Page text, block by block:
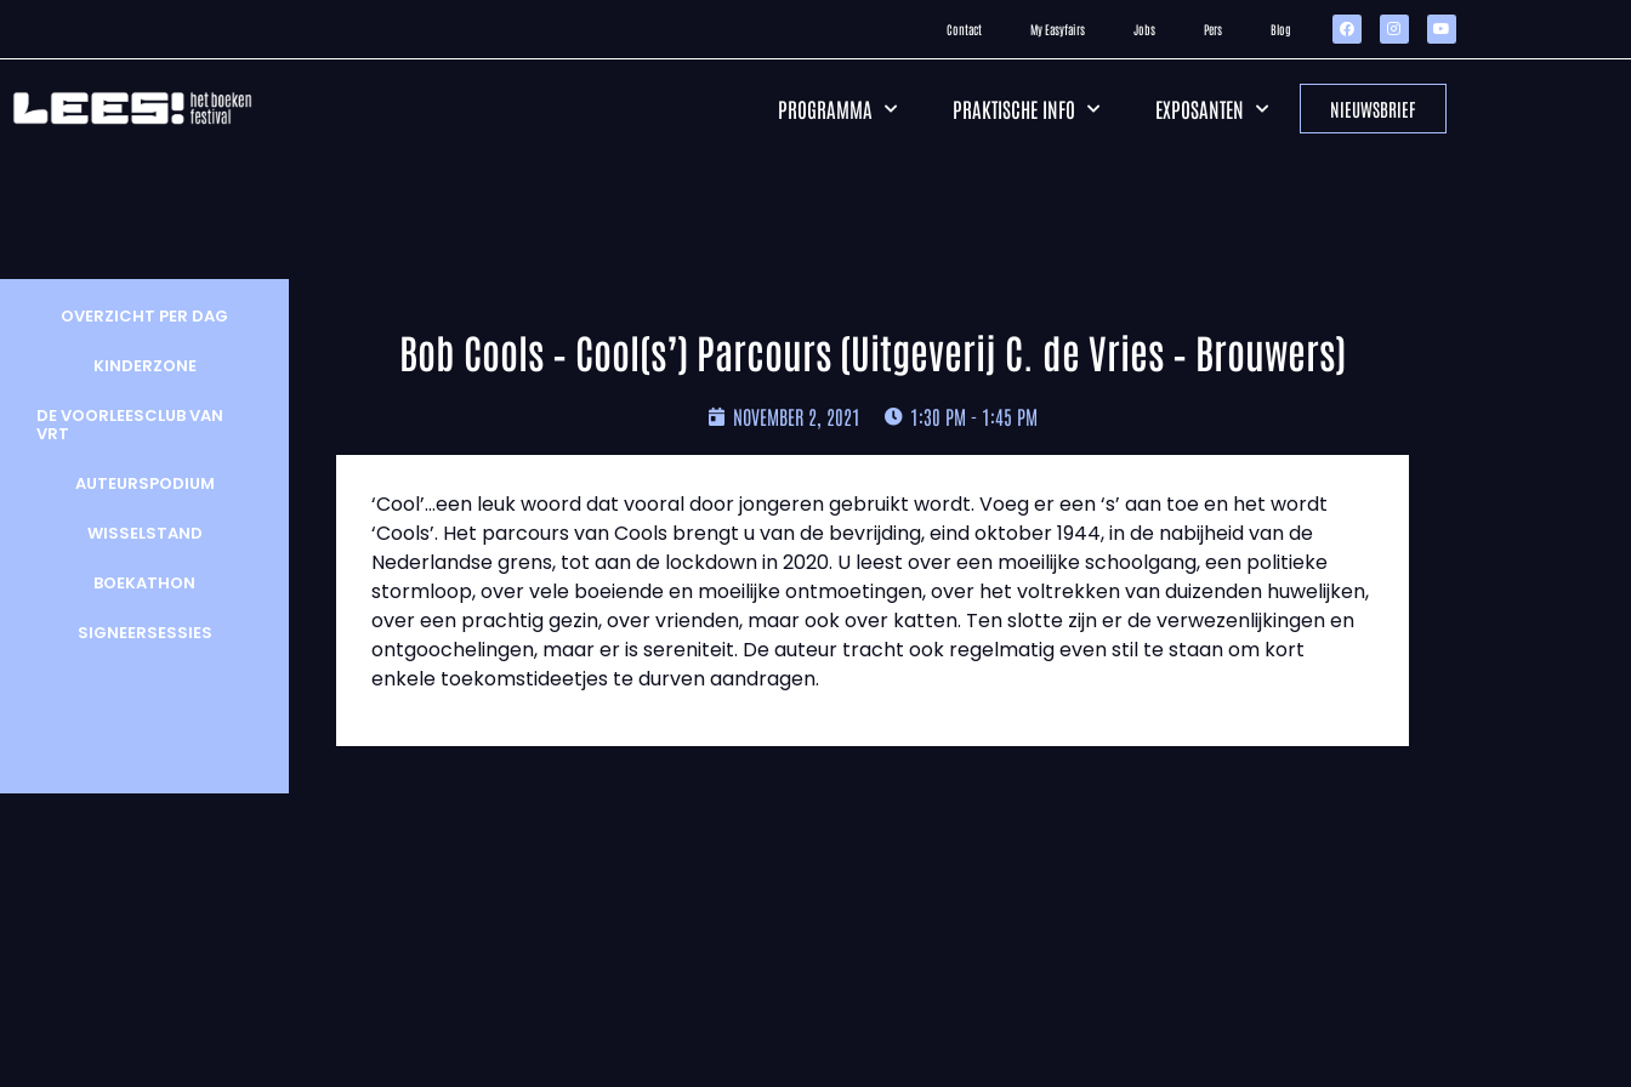
Contact My Easyfairs Jobs Pers Blog
PROGRAMMA PRAKTISCHE INFO EXPOSANTEN NIEUWSBRIEF
OVERZICHT PER DAG
KINDERZONE
DE VOORLEESCLUB VAN
VRT
AUTEURSPODIUM
WISSELSTAND
BOEKATHON
SIGNEERSESSIES
Bob Cools – Cool(s’) Parcours (Uitgeverij C. de Vries – Brouwers)
NOVEMBER 2, 2021 1:30 PM - 1:45 PM
‘Cool’…een leuk woord dat vooral door jongeren gebruikt wordt. Voeg er een ‘s’ aan toe en het wordt
‘Cools’. Het parcours van Cools brengt u van de bevrijding, eind oktober 1944, in de nabijheid van de
Nederlandse grens, tot aan de lockdown in 2020. U leest over een moeilijke schoolgang, een politieke
stormloop, over vele boeiende en moeilijke ontmoetingen, over het voltrekken van duizenden huwelijken,
over een prachtig gezin, over vrienden, maar ook over katten. Ten slotte zijn er de verwezenlijkingen en
ontgoochelingen, maar er is sereniteit. De auteur tracht ook regelmatig even stil te staan om kort
enkele toekomstideetjes te durven aandragen.